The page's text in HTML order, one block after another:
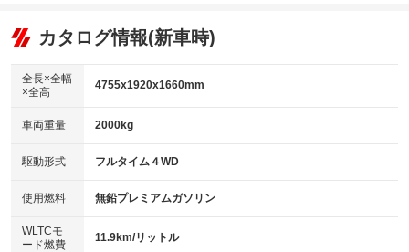
リフトアップ
：装備なし
：装備なし
パワーウィンドウ
アイドリングストップ
：装備あり
USB入力端子
：装備あり
100V電源
：装備なし
センターデフロック
：装備なし
ビジュアル
：装備なし
：装備あり
革シート
キーレス
HID(キセノンライト)
：装備なし
バックカメラ
：装備あり
エアロ
：装備あり
カタログ情報(新車時)
全長×全幅
×全高
4755x1920x1660mm
車両重量 2000kg
駆動形式 フルタイム４WD
使用燃料 無鉛プレミアムガソリン
WLTCモ
ード燃費
11.9km/リットル